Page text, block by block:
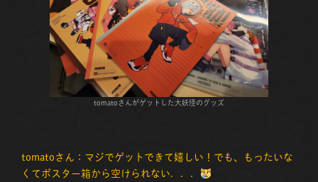
tomatoさんがゲットした大妖怪のグッズ
tomatoさん：マジでゲットできて嬉しい！でも、もったいな
くてポスター箱から空けられない．．．